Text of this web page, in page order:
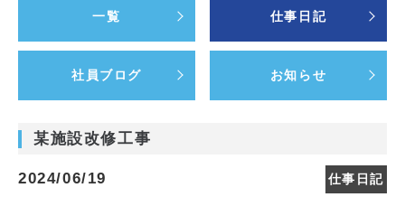
一覧 仕事日記
社員ブログ お知らせ
某施設改修工事
2024/06/19 仕事日記